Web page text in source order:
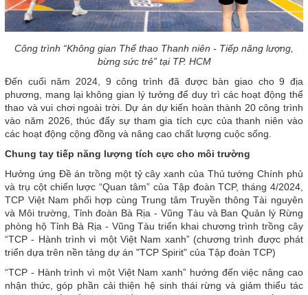
Công trình “Không gian Thể thao Thanh niên - Tiếp năng lượng,
bừng sức trẻ” tại TP. HCM
Đến cuối năm 2024, 9 công trình đã được bàn giao cho 9 địa
phương, mang lại không gian lý tưởng để duy trì các hoạt động thể
thao và vui chơi ngoài trời. Dự án dự kiến hoàn thành 20 công trình
vào năm 2026, thúc đẩy sự tham gia tích cực của thanh niên vào
các hoạt động cộng đồng và nâng cao chất lượng cuộc sống.
Chung tay tiếp năng lượng tích cực cho môi trường
Hưởng ứng Đề án trồng một tỷ cây xanh của Thủ tướng Chính phủ
và trụ cột chiến lược “Quan tâm” của Tập đoàn TCP, tháng 4/2024,
TCP Việt Nam phối hợp cùng Trung tâm Truyền thông Tài nguyên
và Môi trường, Tỉnh đoàn Bà Rịa - Vũng Tàu và Ban Quản lý Rừng
phòng hộ Tỉnh Bà Rịa - Vũng Tàu triển khai chương trình trồng cây
“TCP - Hành trình vì một Việt Nam xanh” (chương trình được phát
triển dựa trên nền tảng dự án "TCP Spirit" của Tập đoàn TCP)
“TCP - Hành trình vì một Việt Nam xanh” hướng đến việc nâng cao
nhận thức, góp phần cải thiện hệ sinh thái rừng và giảm thiểu tác